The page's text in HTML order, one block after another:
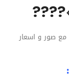
??
??
مع صور و اسعار